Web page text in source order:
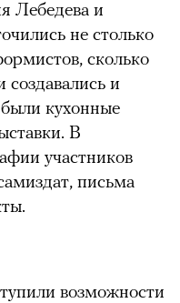
Лебедева и
не столько
сколько
создавались и
кухонные
В
участников
письма
возможности